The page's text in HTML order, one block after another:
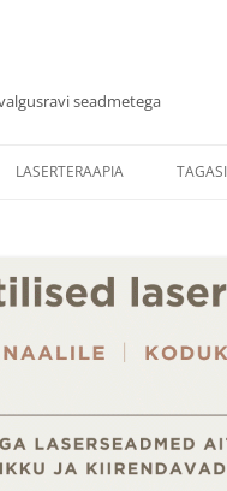
seadmetega
LASERTERAAPIA